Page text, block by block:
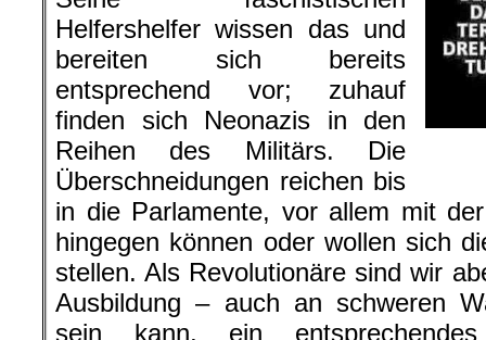
Helfershelfer wissen das und
bereiten sich bereits
entsprechend vor; zuhauf
finden sich Neonazis in den
Reihen des Militärs. Die
Überschneidungen reichen bis
in die Parlamente, vor allem mit
hingegen können oder wollen sich
stellen. Als Revolutionäre sind wir
Ausbildung – auch an schweren
sein kann, ein